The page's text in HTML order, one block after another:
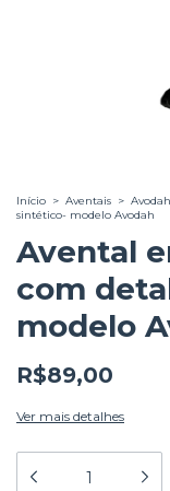
Início > Aventais > Avodah
sintético- modelo Avodah
Avental
com
modelo
R$89,00
Ver mais detalhes